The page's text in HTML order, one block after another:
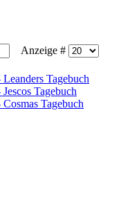
Anzeige #
Tagebuch
Tagebuch
Tagebuch